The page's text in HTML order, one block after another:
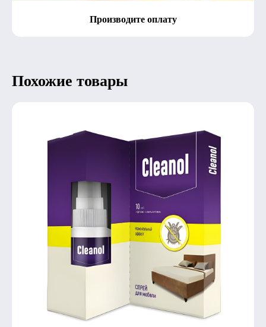
Производите оплату
Похожие товары